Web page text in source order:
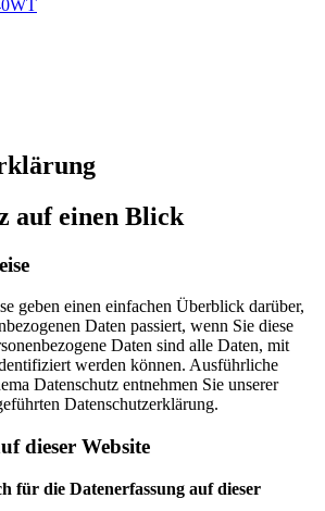
auf einen Blick
geben einen einfachen Überblick darüber,
Daten passiert, wenn Sie diese
Daten sind alle Daten, mit
werden können. Ausführliche
Datenschutz entnehmen Sie unserer
Datenschutzerklärung.
dieser Website
für die Datenerfassung auf dieser